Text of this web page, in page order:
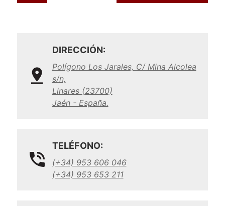
DIRECCIÓN:
Polígono Los Jarales, C/ Mina Alcolea
s/n,
Linares (23700)
Jaén - España.
TELÉFONO:
(+34) 953 606 046
(+34) 953 653 211